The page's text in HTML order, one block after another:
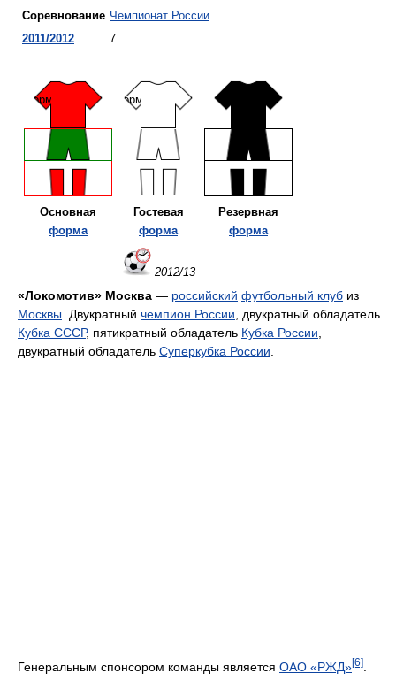
Соревнование Чемпионат России
2011/2012
7
Основная
форма
Гостевая
форма
Резервная
форма
2012/13
«Локомотив» Москва — российский футбольный клуб из
Москвы . Двукратный чемпион России , двукратный обладатель
Кубка СССР, пятикратный обладатель Кубка России
двукратный обладатель Суперкубка России
Генеральным спонсором команды является ОАО «РЖД»[6]